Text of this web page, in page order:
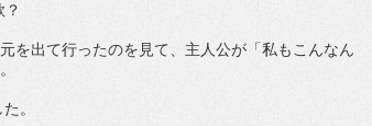
を出て行ったのを見て、主人公が「私もこんなん
。